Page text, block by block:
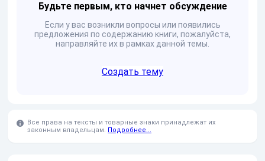
Будьте первым, кто начнет обсуждение
Если у вас возникли вопросы или появились
предложения по содержанию книги, пожалуйста,
направляйте их в рамках данной темы.
Создать тему
Все права на тексты и товарные знаки принадлежат их
законным владельцам. Подробнее...